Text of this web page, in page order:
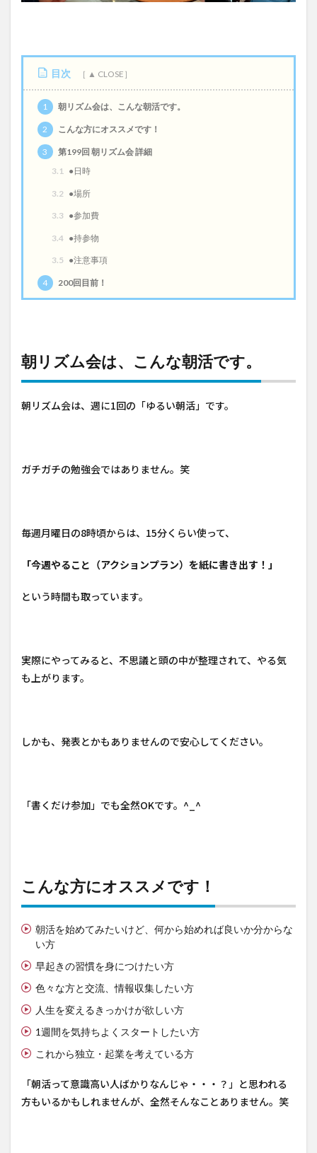
目次
1 朝リズム会は、こんな朝活です。
2 こんな方にオススメです！
3
第199回 朝リズム会 詳細
3.1 ●日時
3.2 ●場所
3.3 ●参加費
3.4 ●持参物
3.5 ●注意事項
4 200回目前！
朝リズム会は、こんな朝活です。
朝リズム会は、週に1回の「ゆるい朝活」です。
ガチガチの勉強会ではありません。笑
毎週月曜日の8時頃からは、15分くらい使って、
「今週やること（アクションプラン）を紙に書き出す！」
という時間も取っています。
実際にやってみると、不思議と頭の中が整理されて、やる気
も上がります。
しかも、発表とかもありませんので安心してください。
「書くだけ参加」でも全然OKです。^_^
こんな方にオススメです！
朝活を始めてみたいけど、何から始めれば良いか分からな
い方
早起きの習慣を身につけたい方
色々な方と交流、情報収集したい方
人生を変えるきっかけが欲しい方
1週間を気持ちよくスタートしたい方
これから独立・起業を考えている方
「朝活って意識高い人ばかりなんじゃ・・・？」と思われる
方もいるかもしれませんが、全然そんなことありません。笑